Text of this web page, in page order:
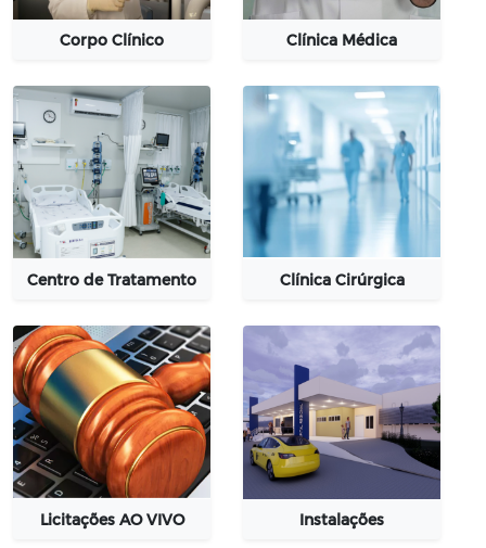
Corpo Clínico Clínica Médica
Centro de Tratamento Clínica Cirúrgica
Licitações AO VIVO Instalações